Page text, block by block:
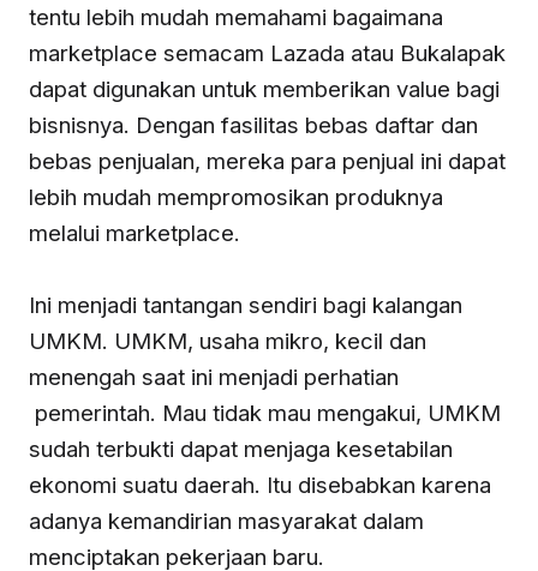
tentu lebih mudah memahami bagaimana
marketplace semacam Lazada atau Bukalapak
dapat digunakan untuk memberikan value bagi
bisnisnya. Dengan fasilitas bebas daftar dan
bebas penjualan, mereka para penjual ini dapat
lebih mudah mempromosikan produknya
melalui marketplace.
Ini menjadi tantangan sendiri bagi kalangan
UMKM. UMKM, usaha mikro, kecil dan
menengah saat ini menjadi perhatian
pemerintah. Mau tidak mau mengakui, UMKM
sudah terbukti dapat menjaga kesetabilan
ekonomi suatu daerah. Itu disebabkan karena
adanya kemandirian masyarakat dalam
menciptakan pekerjaan baru.